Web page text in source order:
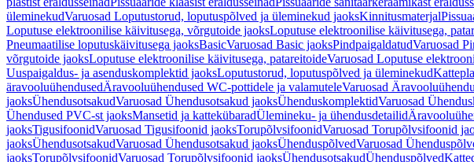
üleminekudVaruosad Loputustorud, loputuspõlved ja üleminekud jaoksKinnitusmaterjal
Loputuse elektroonilise käivitusega, võrgutoide jaoksLoputuse elektroonilise käivitusega,
Pneumaatilise loputuskäivitusega jaoksBasicVaruosad Basic jaoksPindpaigaldatudVaruosad
võrgutoide jaoksLoputuse elektroonilise käivitusega, patareitoideVaruosad Loputuse
Uuspaigaldus- ja asenduskomplektid jaoksLoputustorud, loputuspõlved ja üleminekud
äravooluühendusedÄravooluühendused WC-pottidele ja valamuteleVaruosad
jaoksÜhendusotsakudVaruosad Ühendusotsakud jaoksÜhenduskomplektidVaruosad
Ühendused PVC-st jaoksMansetid ja kattekübaradÜlemineku- ja ühendusdetailid
jaoksTigusifoonidVaruosad Tigusifoonid jaoksTorupõlvsifoonidVaruosad Torupõlvsifoonid
jaoksÜhendusotsakudVaruosad Ühendusotsakud jaoksÜhenduspõlvedVaruosad
jaoksTorupõlvsifoonidVaruosad Torupõlvsifoonid jaoksÜhendusotsakudÜhenduspõlved